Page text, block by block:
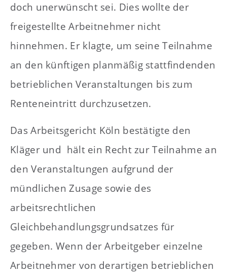
doch unerwünscht sei. Dies wollte der
freigestellte Arbeitnehmer nicht
hinnehmen. Er klagte, um seine Teilnahme
an den künftigen planmäßig stattfindenden
betrieblichen Veranstaltungen bis zum
Renteneintritt durchzusetzen.
Das Arbeitsgericht Köln bestätigte den
Kläger und hält ein Recht zur Teilnahme an
den Veranstaltungen aufgrund der
mündlichen Zusage sowie des
arbeitsrechtlichen
Gleichbehandlungsgrundsatzes für
gegeben. Wenn der Arbeitgeber einzelne
Arbeitnehmer von derartigen betrieblichen